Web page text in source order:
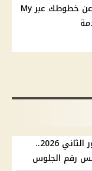
بعد عودة أرقامي.. استعلم عن خطوطك عبر My
امتحانات الثانوية العامة الدور الثاني 2026..
رقم الجلوس